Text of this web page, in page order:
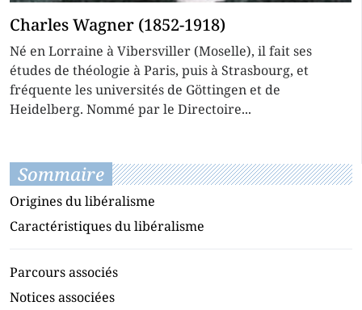
Charles Wagner (1852-1918)
Né en Lorraine à Vibersviller (Moselle), il fait ses
études de théologie à Paris, puis à Strasbourg, et
fréquente les universités de Göttingen et de
Heidelberg. Nommé par le Directoire...
Sommaire
Origines du libéralisme
Caractéristiques du libéralisme
Parcours associés
Notices associées